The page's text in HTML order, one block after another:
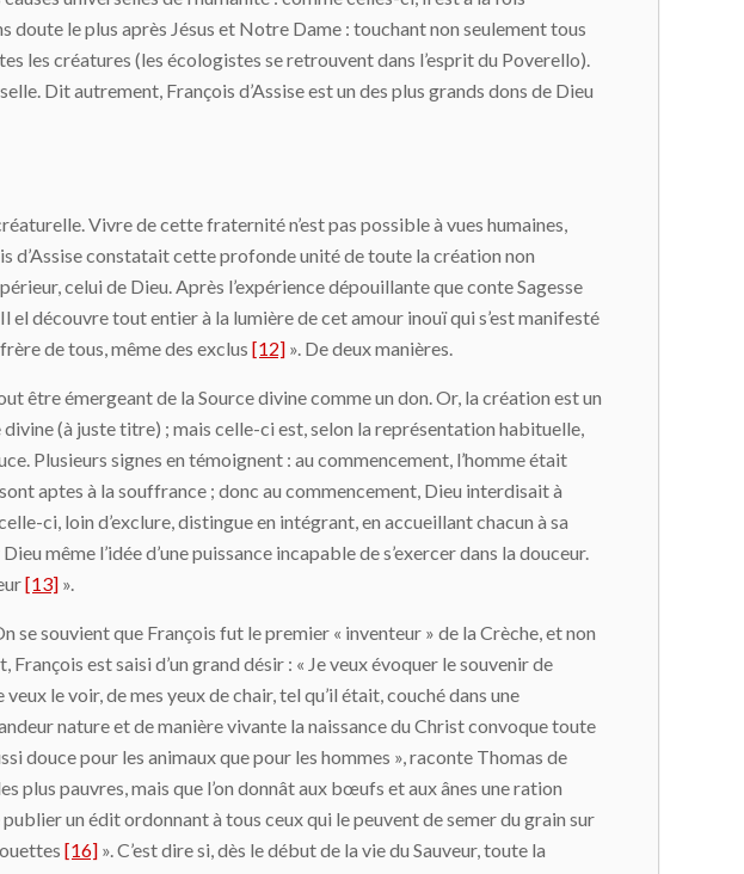
doute le plus après Jésus et Notre Dame : touchant non seulement tous
les créatures (les écologistes se retrouvent dans l’esprit du Poverello).
Dit autrement, François d’Assise est un des plus grands dons de Dieu
Vivre de cette fraternité n’est pas possible à vues humaines,
d’Assise constatait cette profonde unité de toute la création non
celui de Dieu. Après l’expérience dépouillante que conte Sagesse
el découvre tout entier à la lumière de cet amour inouï qui s’est manifesté
de tous, même des exclus [12] ». De deux manières.
être émergeant de la Source divine comme un don. Or, la création est un
(à juste titre) ; mais celle-ci est, selon la représentation habituelle,
Plusieurs signes en témoignent : au commencement, l’homme était
aptes à la souffrance ; donc au commencement, Dieu interdisait à
ci, loin d’exclure, distingue en intégrant, en accueillant chacun à sa
même l’idée d’une puissance incapable de s’exercer dans la douceur.
[13] ».
se souvient que François fut le premier « inventeur » de la Crèche, et non
est saisi d’un grand désir : « Je veux évoquer le souvenir de
le voir, de mes yeux de chair, tel qu’il était, couché dans une
nature et de manière vivante la naissance du Christ convoque toute
douce pour les animaux que pour les hommes », raconte Thomas de
plus pauvres, mais que l’on donnât aux bœufs et aux ânes une ration
un édit ordonnant à tous ceux qui le peuvent de semer du grain sur
[16] ». C’est dire si, dès le début de la vie du Sauveur, toute la